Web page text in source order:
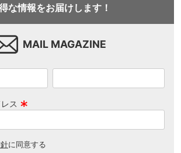
な情報をお届けします！
MAIL MAGAZINE
ス
須
に同意する